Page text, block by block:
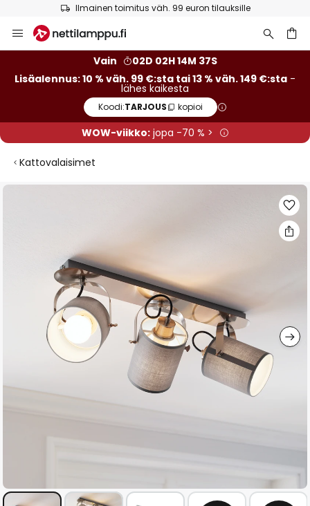
Ilmainen toimitus väh. 99 euron tilauksille
to
Vain
02D 02H 14M 36S
Lisäalennus: 10 % väh. 99 €:sta tai 13 % väh. 149 €:sta -
lähes kaikesta
Koodi:TARJOUS kopioi
WOW-viikko:jopa -70 % >
Kattovalaisimet
Skip